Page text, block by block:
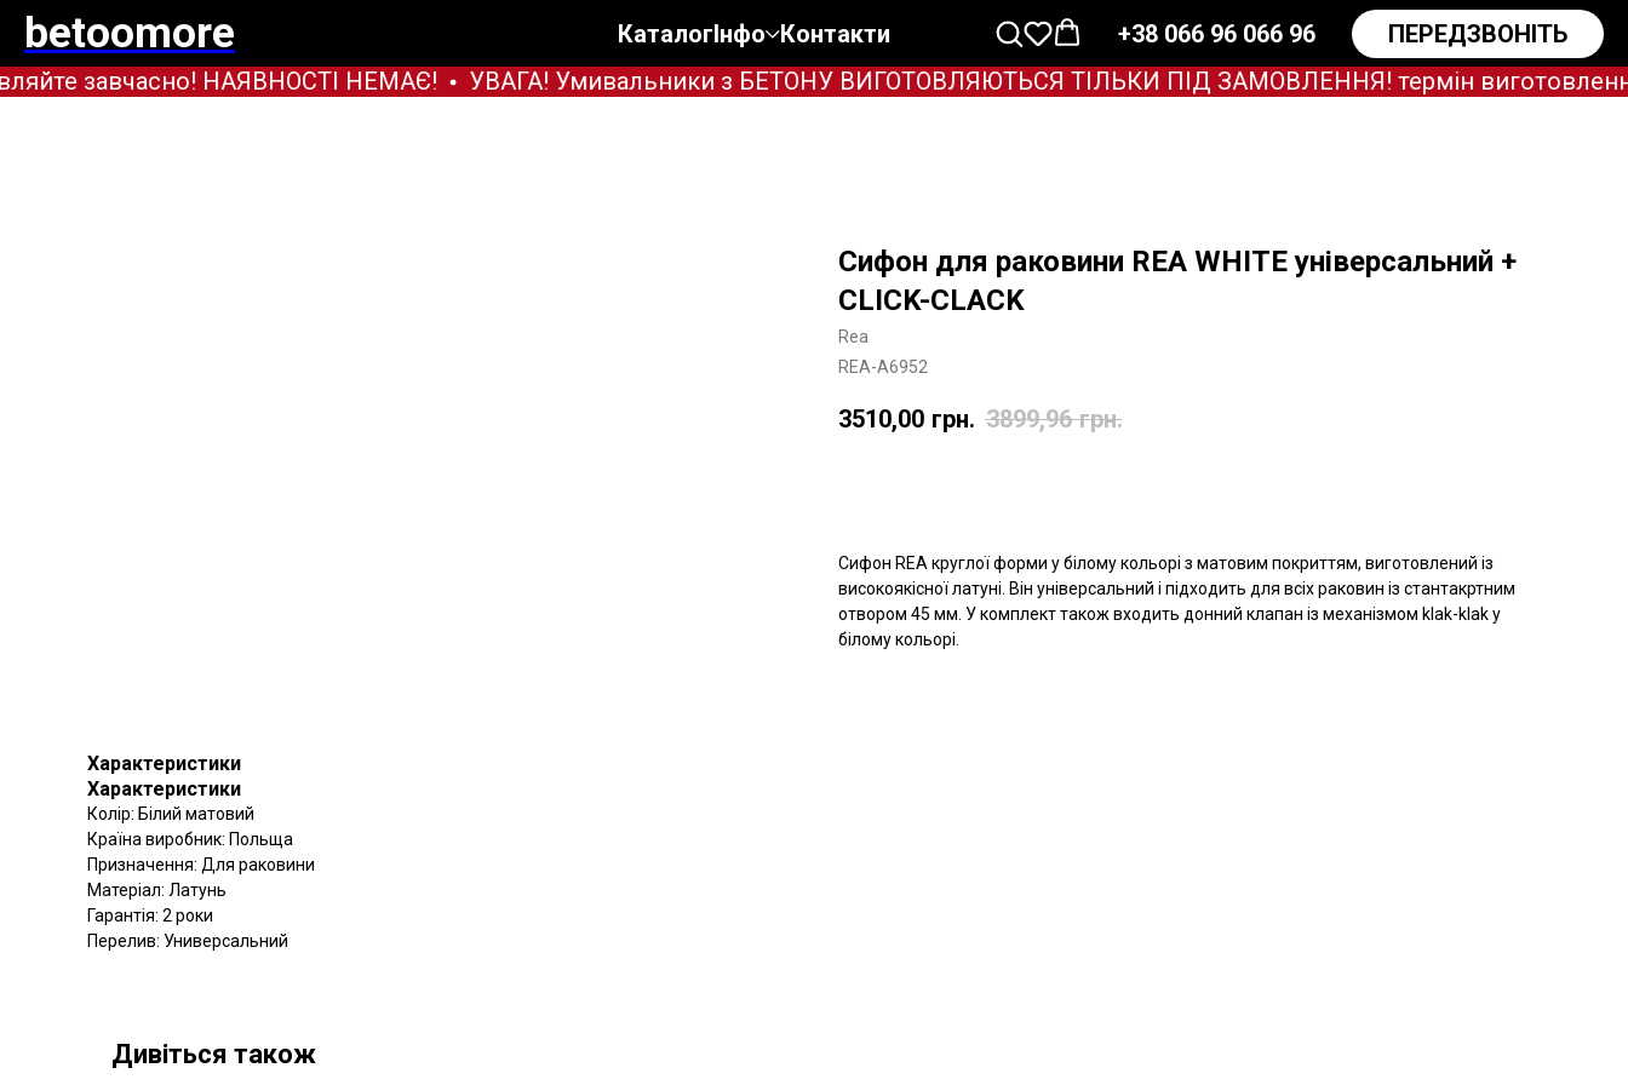
betoomore КаталогІнфо Контакти +38 066 96 066 96
ПЕРЕДЗВОНІТЬ
завчасно! НАЯВНОСТІ НЕМАЄ!
УВАГА! Умивальники з БЕТОНУ ВИГОТОВЛЯЮТЬСЯ ТІЛЬКИ ПІД ЗАМОВЛЕННЯ! термін виготовлення
Сифон для раковини REA WHITE універсальний +
CLICK-CLACK
Rea
REA-A6952
3510,00 грн. 3899,96 грн.
Сифон REA круглої форми у білому кольорі з матовим покриттям, виготовлений із
високоякісної латуні. Він універсальний і підходить для всіх раковин із стантакртним
отвором 45 мм. У комплект також входить донний клапан із механізмом klak-klak у
білому кольорі.
Характеристики
Характеристики
Колір: Білий матовий
Країна виробник: Польща
Призначення: Для раковини
Матеріал: Латунь
Гарантія: 2 роки
Перелив: Универсальний
Дивіться також